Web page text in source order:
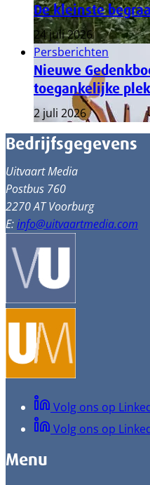
De kleinste
24 juli 2026
Persberichten
Nieuwe
toegankelijke
2 juli 2026
Bedrijfsgegevens
Uitvaart Media
Postbus 760
2270 AT Voorburg
E:info@uitvaartmedia.com
Volg ons op
Volg ons op
Menu